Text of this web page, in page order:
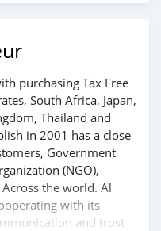
purchasing Tax Free
South Africa, Japan,
Thailand and
in 2001 has a close
Government
(NGO),
the world. Al
with its
and trust